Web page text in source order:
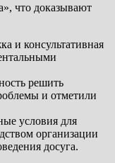
что доказывают
и консультативная
решить
и отметили
условия для
организации
досуга.